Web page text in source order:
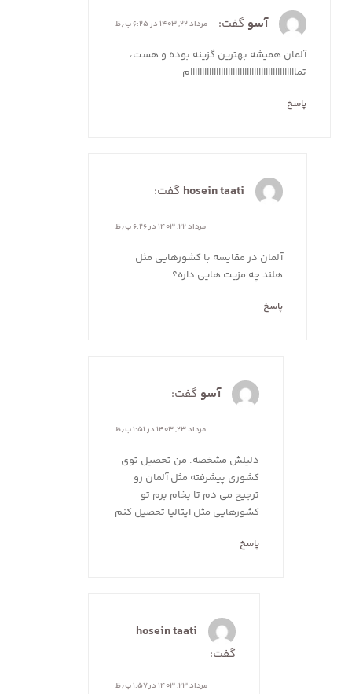
آسو گفت: مرداد ۲۲, ۱۴۰۳ در ۶:۲۵ ب٫ظ
آلمان همیشه بهترین گزینه بوده و هست،
تمااااااااااااااااااااااااااااااااااااااااااااام
پاسخ
hosein taati گفت:
مرداد ۲۲, ۱۴۰۳ در ۶:۲۶ ب٫ظ
آلمان در مقایسه با کشورهایی مثل
هلند چه مزیت هایی داره؟
پاسخ
آسو گفت:
مرداد ۲۳, ۱۴۰۳ در ۱:۵۱ ب٫ظ
دلیلش مشخصه. من تحصیل توی
کشوری پیشرفته مثل آلمان رو
ترجیح می دم تا بخام برم تو
کشورهایی مثل ایتالیا تحصیل کنم
پاسخ
hosein taati
گفت:
مرداد ۲۳, ۱۴۰۳ در ۱:۵۷ ب٫ظ